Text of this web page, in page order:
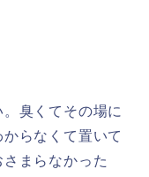
臭くてその場に
らなくて置いて
まらなかった